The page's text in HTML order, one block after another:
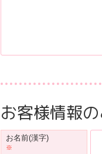
お客様情報
お名前(漢字)